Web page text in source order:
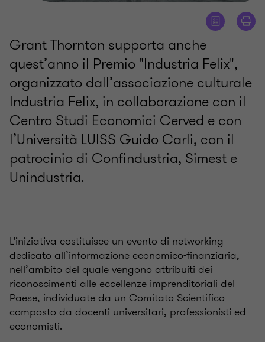
Grant Thornton supporta anche
quest’anno il Premio "Industria Felix",
organizzato dall’associazione culturale
Industria Felix, in collaborazione con il
Centro Studi Economici Cerved e con
l’Università LUISS Guido Carli, con il
patrocinio di Confindustria, Simest e
Unindustria.
L'iniziativa costituisce un evento di networking
dedicato all’informazione economico-finanziaria,
nell’ambito del quale vengono attribuiti dei
riconoscimenti alle eccellenze imprenditoriali del
Paese, individuate da un Comitato Scientifico
composto da docenti universitari, professionisti ed
economisti.